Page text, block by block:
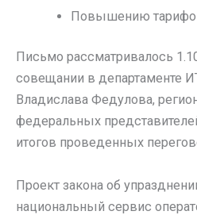
Повышению
Письмо рассматривалось
совещании в департаменте
Владислава Федулова,
федеральных
итогов проведенных
Проект закона об
национальный сервис